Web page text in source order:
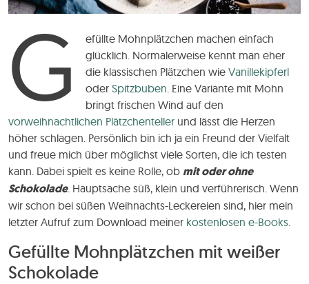
G
efüllte Mohnplätzchen machen einfach
glücklich. Normalerweise kennt man eher
die klassischen Plätzchen wieVanillekipferl
oderSpitzbuben . Eine Variante mit Mohn
bringt frischen Wind auf den
vorweihnachtlichen Plätzchenteller und lässt die Herzen
höher schlagen. Persönlich bin ich ja ein Freund der Vielfalt
und freue mich über möglichst viele Sorten, die ich testen
kann. Dabei spielt es keine Rolle, ob mit oder ohne
Schokolade. Hauptsache süß, klein und verführerisch. Wenn
wir schon bei süßen Weihnachts-Leckereien sind, hier mein
letzter Aufruf zum Download meiner kostenlosen e-Books
Gefüllte Mohnplätzchen mit weißer
Schokolade